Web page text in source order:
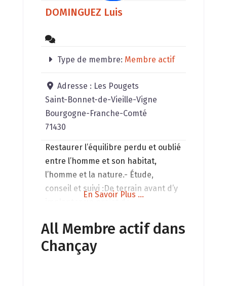
DOMINGUEZ Luis
Type de membre: Membre actif
Adresse : Les Pougets
Saint-Bonnet-de-Vieille-Vigne
Bourgogne-Franche-Comté
71430
Restaurer l’équilibre perdu et oublié
entre l’homme et son habitat,
l’homme et la nature.- Étude,
conseil et suivi :De terrain avant d’y
lieu de travail,De l’exploitation
agricole.- Recherche d’eau- Conseils
en bio-construction, matériaux
En Savoir Plus ...
All Membre actif dans
Chançay